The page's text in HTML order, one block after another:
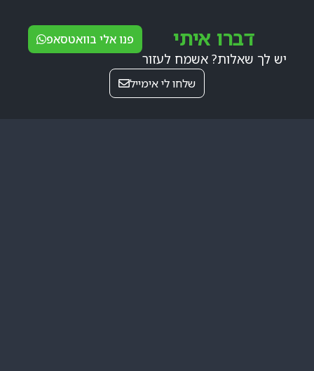
דברו איתי
יש לך שאלות? אשמח לעזור
פנו אלי בוואטסאפ
שלחו לי אימייל